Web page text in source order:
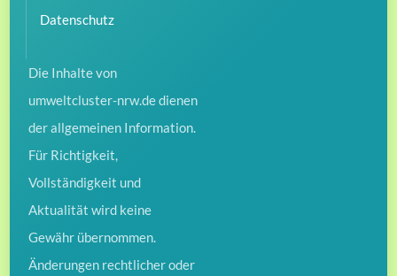
Datenschutz
Die Inhalte von
umweltcluster-nrw.de dienen
der allgemeinen Information.
Für Richtigkeit,
Vollständigkeit und
Aktualität wird keine
Gewähr übernommen.
Änderungen rechtlicher oder